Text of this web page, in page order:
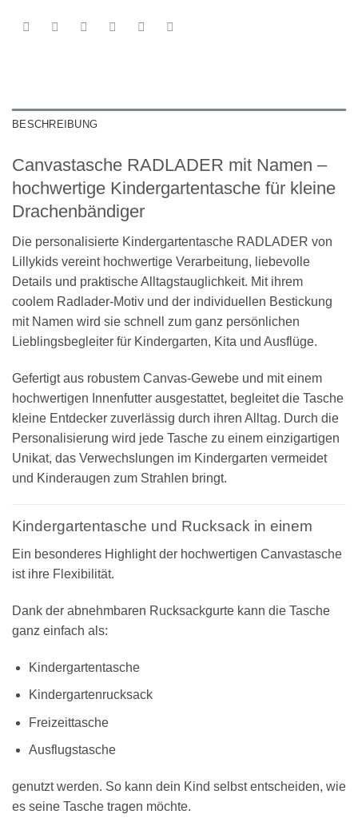
BESCHREIBUNG
Canvastasche RADLADER mit Namen –
hochwertige Kindergartentasche für kleine
Drachenbändiger
Die personalisierte Kindergartentasche RADLADER von
Lillykids vereint hochwertige Verarbeitung, liebevolle
Details und praktische Alltagstauglichkeit. Mit ihrem
coolem Radlader-Motiv und der individuellen Bestickung
mit Namen wird sie schnell zum ganz persönlichen
Lieblingsbegleiter für Kindergarten, Kita und Ausflüge.
Gefertigt aus robustem Canvas-Gewebe und mit einem
hochwertigen Innenfutter ausgestattet, begleitet die Tasche
kleine Entdecker zuverlässig durch ihren Alltag. Durch die
Personalisierung wird jede Tasche zu einem einzigartigen
Unikat, das Verwechslungen im Kindergarten vermeidet
und Kinderaugen zum Strahlen bringt.
Kindergartentasche und Rucksack in einem
Ein besonderes Highlight der hochwertigen Canvastasche
ist ihre Flexibilität.
Dank der abnehmbaren Rucksackgurte kann die Tasche
ganz einfach als:
Kindergartentasche
Kindergartenrucksack
Freizeittasche
Ausflugstasche
genutzt werden. So kann dein Kind selbst entscheiden, wie
es seine Tasche tragen möchte.